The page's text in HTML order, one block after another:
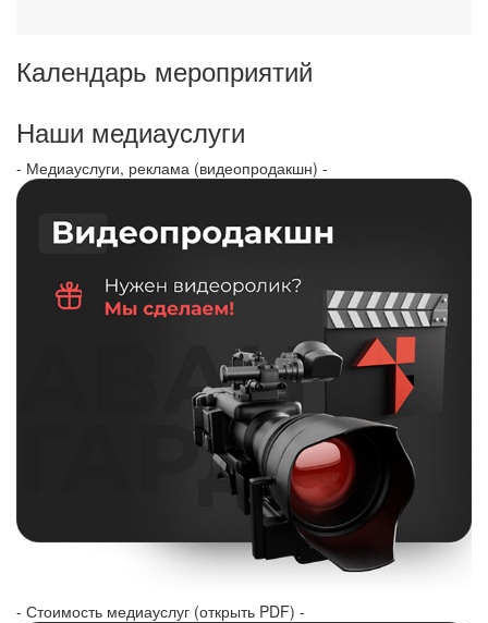
Календарь мероприятий
Наши медиауслуги
- Медиауслуги, реклама (видеопродакшн) -
- Стоимость медиауслуг (открыть PDF) -